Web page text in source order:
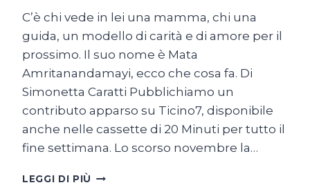
C’è chi vede in lei una mamma, chi una
guida, un modello di carità e di amore per il
prossimo. Il suo nome è Mata
Amritanandamayi, ecco che cosa fa. Di
Simonetta Caratti Pubblichiamo un
contributo apparso su Ticino7, disponibile
anche nelle cassette di 20 Minuti per tutto il
fine settimana. Lo scorso novembre la…
LEGGI DI PIÙ AMMA,